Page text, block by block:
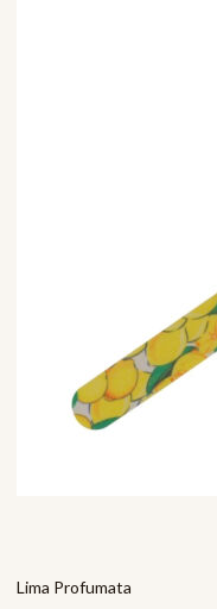
Lima Profumata